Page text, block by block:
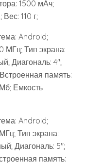
1500 мАч;
110 г;
Android;
МГц; Тип экрана:
Диагональ: 4″;
память:
Емкость
Android;
Тип экрана:
Диагональ: 5″;
память: